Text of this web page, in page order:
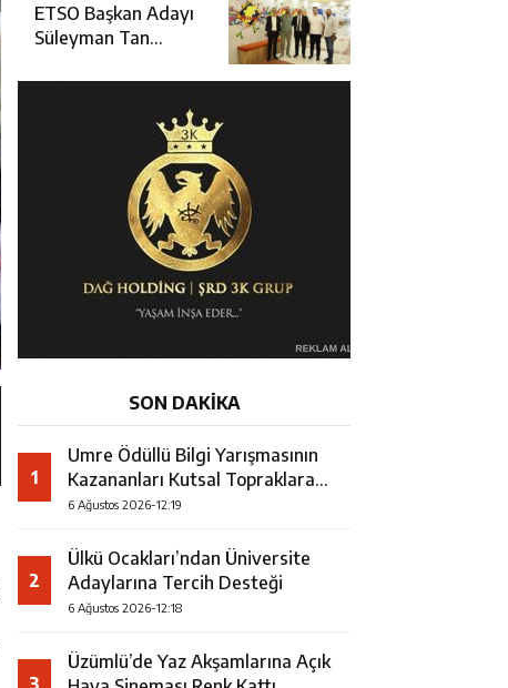
Kursu Öğrencileriyle
Buluştu
ETSO Başkan Adayı
Süleyman Tan
Sürdürüyor
SON DAKİKA
1
Umre Ödüllü Bilgi Yarışmasının
Kazananları Kutsal Topraklara
Uğurlandı
6 Ağustos 2026-12:19
2
Ülkü Ocakları’ndan Üniversite
Adaylarına Tercih Desteği
6 Ağustos 2026-12:18
3
Üzümlü’de Yaz Akşamlarına Açık